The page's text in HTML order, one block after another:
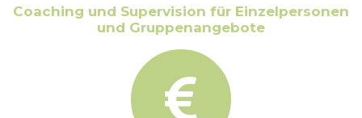
Coaching und Supervision für Einzelpersonen
und Gruppenangebote